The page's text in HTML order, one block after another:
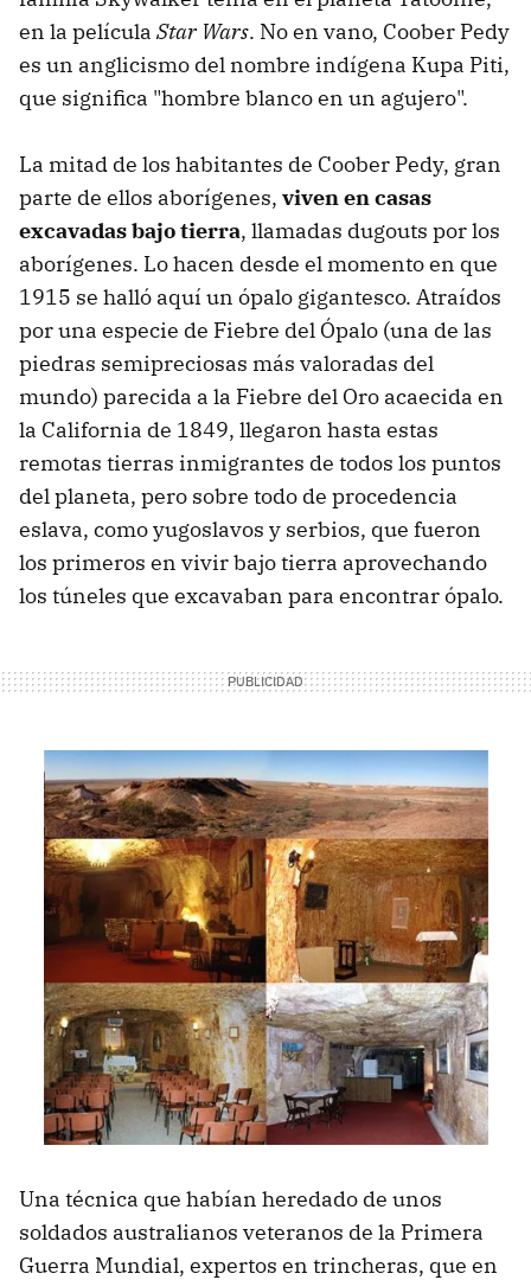
en la película Star Wars. No en vano, Coober Pedy
es un anglicismo del nombre indígena Kupa Piti,
que significa "hombre blanco en un agujero".
La mitad de los habitantes de Coober Pedy, gran
parte de ellos aborígenes, viven en casas
excavadas bajo tierra, llamadas dugouts por los
aborígenes. Lo hacen desde el momento en que
1915 se halló aquí un ópalo gigantesco. Atraídos
por una especie de Fiebre del Ópalo (una de las
piedras semipreciosas más valoradas del
mundo) parecida a la Fiebre del Oro acaecida en
la California de 1849, llegaron hasta estas
remotas tierras inmigrantes de todos los puntos
del planeta, pero sobre todo de procedencia
eslava, como yugoslavos y serbios, que fueron
los primeros en vivir bajo tierra aprovechando
los túneles que excavaban para encontrar ópalo.
Una técnica que habían heredado de unos
soldados australianos veteranos de la Primera
Guerra Mundial, expertos en trincheras, que en